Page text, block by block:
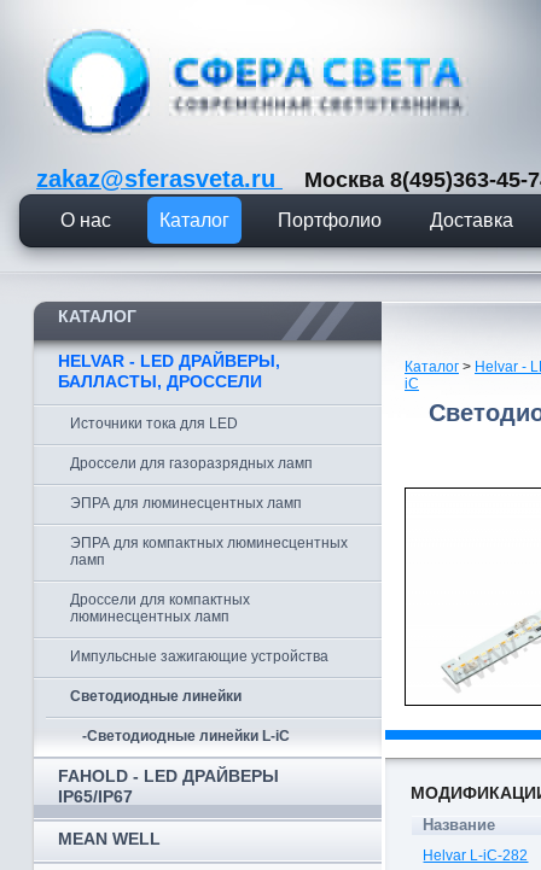
zakaz@sferasveta.ru Москва 8(495)363-
О нас Каталог Портфолио Доставка
КАТАЛОГ
HELVAR - LED ДРАЙВЕРЫ,
БАЛЛАСТЫ, ДРОССЕЛИ
Источники тока для LED
Дроссели для газоразрядных ламп
ЭПРА для люминесцентных ламп
ЭПРА для компактных люминесцентных
ламп
Дроссели для компактных
люминесцентных ламп
Импульсные зажигающие устройства
Светодиодные линейки
-Светодиодные линейки L-iC
FAHOLD - LED ДРАЙВЕРЫ
IP65/IP67
MEAN WELL
Каталог > Helvar -
iC
Название
Helvar L-iC-282